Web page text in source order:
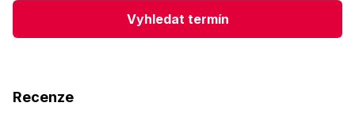
Vyhledat termín
Recenze